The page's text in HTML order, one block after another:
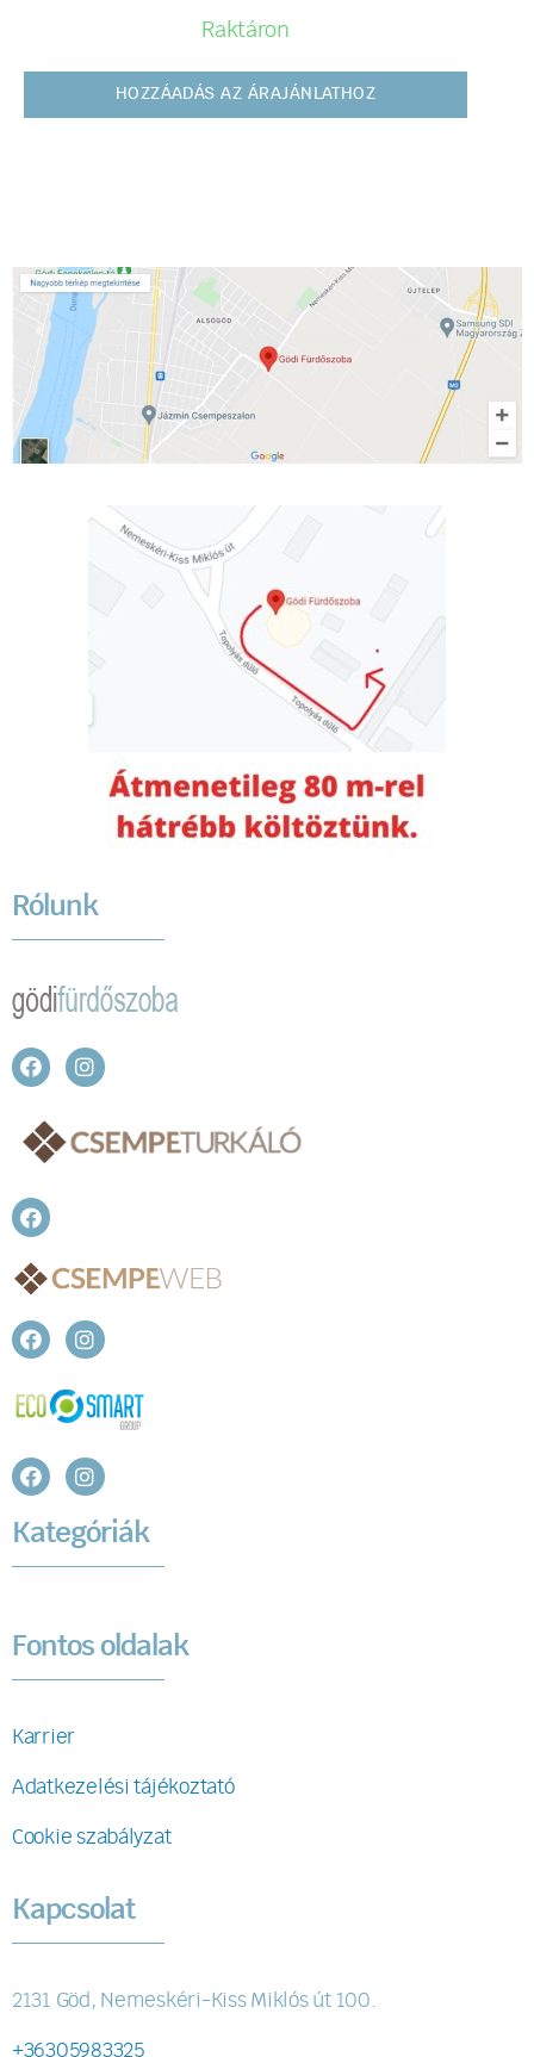
Raktáron
HOZZÁADÁS AZ ÁRAJÁNLATHOZ
Rólunk
Kategóriák
Fontos oldalak
Karrier
Adatkezelési tájékoztató
Cookie szabályzat
Kapcsolat
2131 Göd, Nemeskéri-Kiss Miklós út 100.
+36305983325